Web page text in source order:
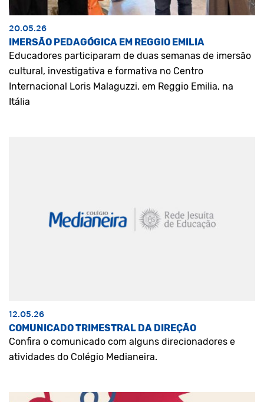
20.05.26
IMERSÃO PEDAGÓGICA EM REGGIO EMILIA
Educadores participaram de duas semanas de imersão
cultural, investigativa e formativa no Centro
Internacional Loris Malaguzzi, em Reggio Emilia, na
Itália
12.05.26
COMUNICADO TRIMESTRAL DA DIREÇÃO
Confira o comunicado com alguns direcionadores e
atividades do Colégio Medianeira.